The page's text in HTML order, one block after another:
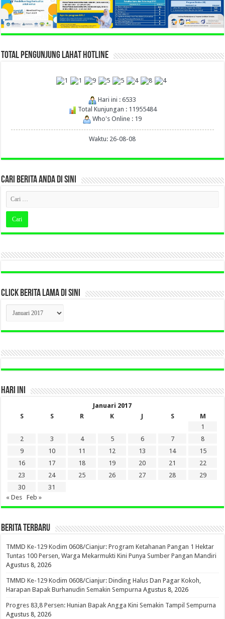
TOTAL PENGUNJUNG LAHAT HOTLINE
Hari ini : 6533
Total Kunjungan : 11955484
Who's Online : 19
Waktu: 26-08-08
CARI BERITA ANDA DI SINI
CLICK BERITA LAMA DI SINI
CLICK
BERITA
LAMA
DI
HARI INI
Januari 2017
S
S R K J S
M
1
2
3 4 5 6 7
8
9
10 11 12 13 14
15
16
17 18 19 20 21
22
23
24 25 26 27 28
29
30
31
« Des
Feb »
BERITA TERBARU
TMMD Ke-129 Kodim 0608/Cianjur: Program Ketahanan Pangan 1 Hektar
Tuntas 100 Persen, Warga Mekarmukti Kini Punya Sumber Pangan Mandiri
Agustus 8, 2026
TMMD Ke-129 Kodim 0608/Cianjur: Dinding Halus Dan Pagar Kokoh,
Harapan Bapak Burhanudin Semakin Sempurna Agustus 8, 2026
Progres 83,8 Persen: Hunian Bapak Angga Kini Semakin Tampil Sempurna
Agustus 8, 2026